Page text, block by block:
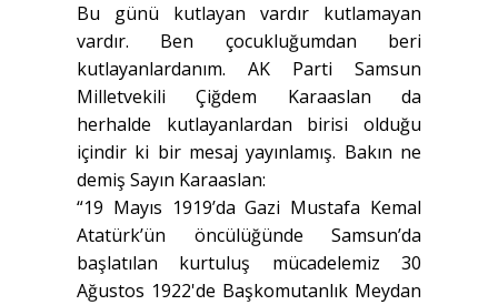
Bu günü kutlayan vardır kutlamayan
vardır. Ben çocukluğumdan beri
kutlayanlardanım. AK Parti Samsun
Milletvekili Çiğdem Karaaslan da
herhalde kutlayanlardan birisi olduğu
içindir ki bir mesaj yayınlamış. Bakın ne
demiş Sayın Karaaslan:
“19 Mayıs 1919’da Gazi Mustafa Kemal
Atatürk’ün öncülüğünde Samsun’da
başlatılan kurtuluş mücadelemiz 30
Ağustos 1922'de Başkomutanlık Meydan